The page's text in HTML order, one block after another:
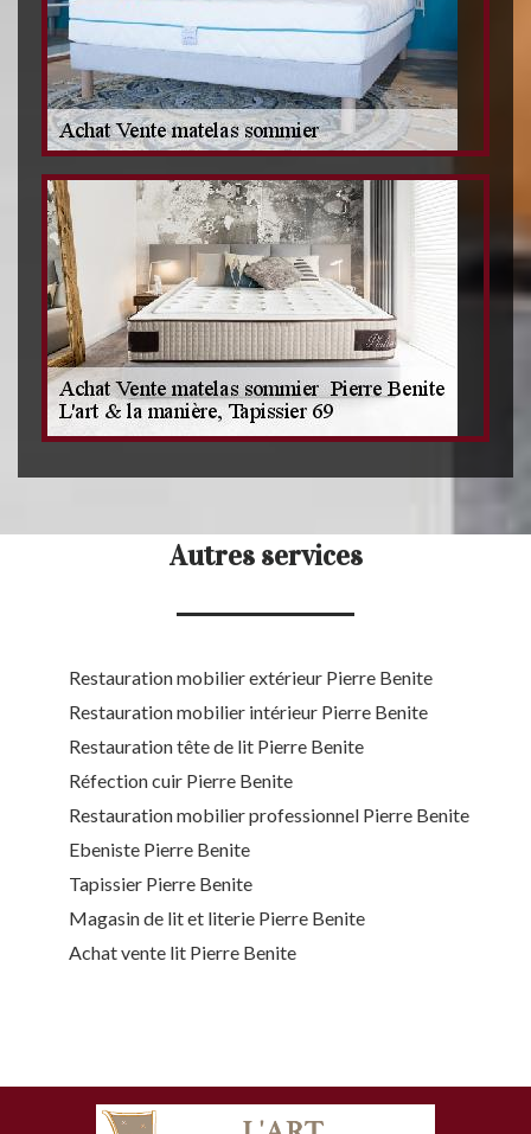
Autres services
Restauration mobilier extérieur Pierre Benite
Restauration mobilier intérieur Pierre Benite
Restauration tête de lit Pierre Benite
Réfection cuir Pierre Benite
Restauration mobilier professionnel Pierre Benite
Ebeniste Pierre Benite
Tapissier Pierre Benite
Magasin de lit et literie Pierre Benite
Achat vente lit Pierre Benite